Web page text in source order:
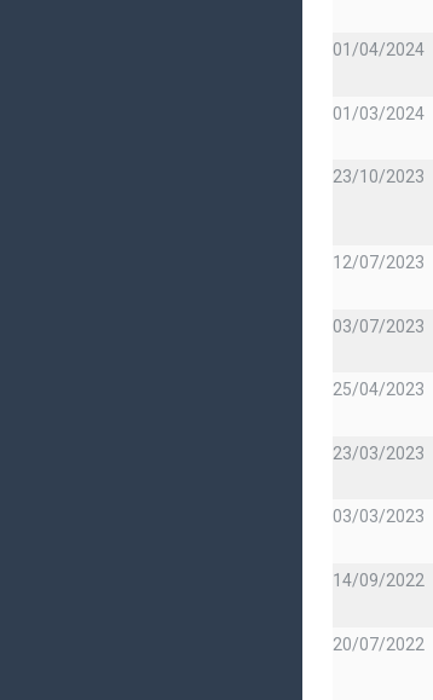
01/04/2024
01/03/2024
23/10/2023
12/07/2023
03/07/2023
25/04/2023
23/03/2023
03/03/2023
14/09/2022
20/07/2022